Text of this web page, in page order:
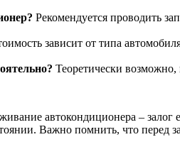
Рекомендуется проводить
зависит от типа
Теоретически возможно,
автокондиционера –
Важно помнить, что перед